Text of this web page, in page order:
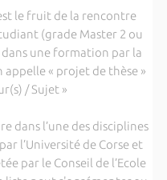
le fruit de la rencontre
(grade Master 2 ou
dans une formation par la
« projet de thèse »
/ Sujet »
dans l’une des disciplines
l’Université de Corse et
par le Conseil de l’Ecole